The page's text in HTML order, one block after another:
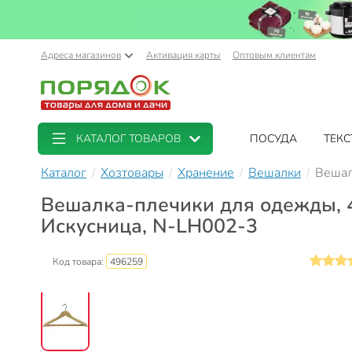
Адреса магазинов Активация карты Оптовым клиентам
КАТАЛОГ ТОВАРОВ ПОСУДА
Каталог Хозтовары Хранение Вешалки
Вешалка-плечики для одежды,
Искусница, N-LH002-3
Код товара: 496259